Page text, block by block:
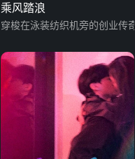
乘风踏浪
穿梭在泳装纺织机旁的创业传奇